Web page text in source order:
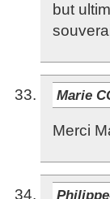
but
Marie
Merci